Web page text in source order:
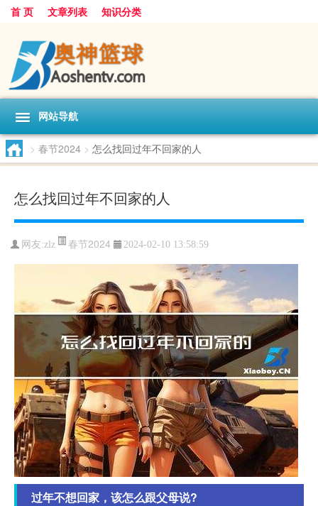
首 页 文章列表 知识分类
网站导航
> 春节2024 > 怎么找回过年不回家的人
怎么找回过年不回家的人
网友:zlz 春节2024 2024-02-10 13:58:59
过年不想回家，该怎么跟父母说?